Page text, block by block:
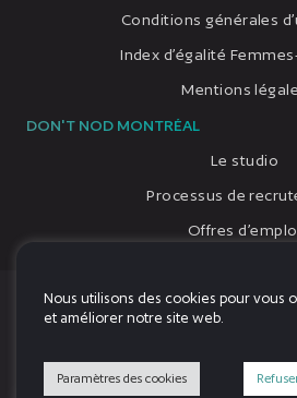
Conditions générales
Index d’égalité
Mentions
DON'T NOD MONTRÉAL
Le studio
Processus de
Offres
© 2026, Tous droits réservés, DON'T
Nous utilisons des cookies pour vous
et améliorer notre site web.
Paramètres des cookies